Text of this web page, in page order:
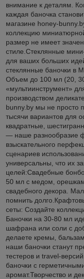
внимание к деталям.
каждая баночка
магазине honey-
коллекцию
размер не имеет
стиле.Стеклянные
для ваших больших
стеклянные баночки в
Объем до 100 мл (20,
«мультиинструмент»
производством
bunny.by мы не просто
тысячи вариантов для
квадратные,
— наше разнообразие
взыскательного
сценариев
универсальны, что их
целей:Свадебные
50 мл с медом,
свадебного декора.
помнить
сеты: Создайте
Баночки на 30-80 мл
шафрана или соли с
делаете кремы,
наши баночки станут
тестеров и travel-
баночки с
аромат.Творчество и